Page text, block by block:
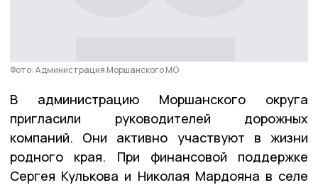
Фото: Администрация Моршанского МО
В администрацию Моршанского округа
пригласили руководителей дорожных
компаний. Они активно участвуют в жизни
родного края. При финансовой поддержке
Сергея Кулькова и Николая Мардояна в селе